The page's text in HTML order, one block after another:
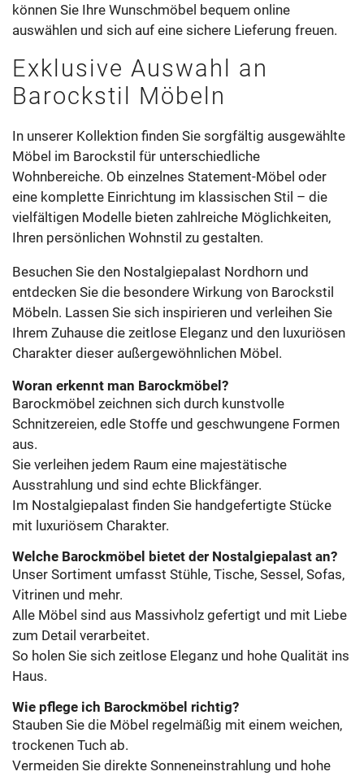
können Sie Ihre Wunschmöbel bequem online
auswählen und sich auf eine sichere Lieferung freuen.
Exklusive Auswahl an
Barockstil Möbeln
In unserer Kollektion finden Sie sorgfältig ausgewählte
Möbel im Barockstil für unterschiedliche
Wohnbereiche. Ob einzelnes Statement-Möbel oder
eine komplette Einrichtung im klassischen Stil – die
vielfältigen Modelle bieten zahlreiche Möglichkeiten,
Ihren persönlichen Wohnstil zu gestalten.
Besuchen Sie den Nostalgiepalast Nordhorn und
entdecken Sie die besondere Wirkung von Barockstil
Möbeln. Lassen Sie sich inspirieren und verleihen Sie
Ihrem Zuhause die zeitlose Eleganz und den luxuriösen
Charakter dieser außergewöhnlichen Möbel.
Woran erkennt man Barockmöbel?
Barockmöbel zeichnen sich durch kunstvolle
Schnitzereien, edle Stoffe und geschwungene Formen
aus.
Sie verleihen jedem Raum eine majestätische
Ausstrahlung und sind echte Blickfänger.
Im Nostalgiepalast finden Sie handgefertigte Stücke
mit luxuriösem Charakter.
Welche Barockmöbel bietet der Nostalgiepalast an?
Unser Sortiment umfasst Stühle, Tische, Sessel, Sofas,
Vitrinen und mehr.
Alle Möbel sind aus Massivholz gefertigt und mit Liebe
zum Detail verarbeitet.
So holen Sie sich zeitlose Eleganz und hohe Qualität ins
Haus.
Wie pflege ich Barockmöbel richtig?
Stauben Sie die Möbel regelmäßig mit einem weichen,
trockenen Tuch ab.
Vermeiden Sie direkte Sonneneinstrahlung und hohe